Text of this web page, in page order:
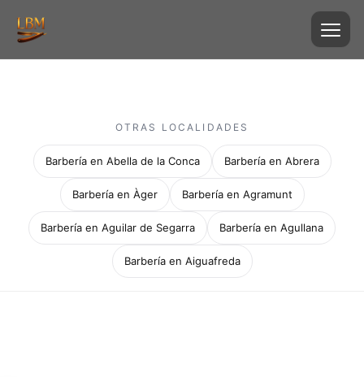
OTRAS LOCALIDADES
Barbería en Abella de la Conca Barbería en Abrera
Barbería en Àger Barbería en Agramunt
Barbería en Aguilar de Segarra Barbería en Agullana
Barbería en Aiguafreda